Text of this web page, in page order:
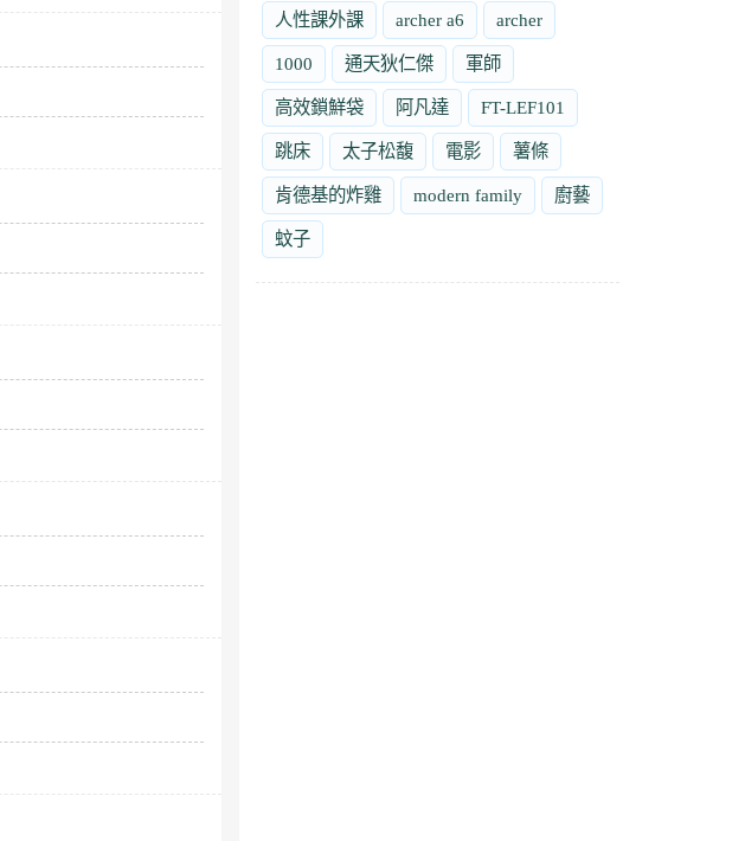
人性課外課 archer a6 archer
1000 通天狄仁傑 軍師
高效鎖鮮袋 阿凡達 FT-LEF101
跳床 太子松馥 電影 薯條
肯德基的炸雞 modern family 廚藝
蚊子